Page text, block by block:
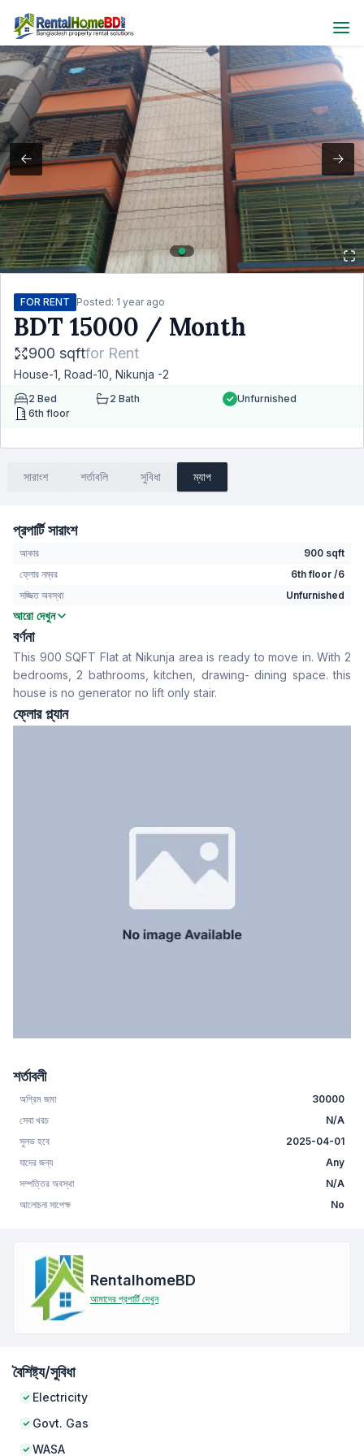
FOR RENT Posted: 1 year ago
BDT 15000 / Month
900 sqftfor Rent
House-1, Road-10, Nikunja -2
2 Bed 2 Bath
6th floor
Unfurnished
সারাংশ শর্তাবলি সুবিধা ম্যাপ
প্রপার্টি সারাংশ
আকার
900 sqft
ফ্লোর নম্বর
6th floor /6
সজ্জিত অবস্থা
Unfurnished
বেডরুম
বাথরুম
বসার রুম
No
Drawing Room
Yes
খাবার রুম
ফ্লোর টাইপ
আরো দেখুন
বর্ণনা
This 900 SQFT Flat at Nikunja area is ready to move in. With 2
bedrooms, 2 bathrooms, kitchen, drawing- dining space. this
house is no generator no lift only stair.
ফ্লোর প্ল্যান
শর্তাবলী
অগ্রিম জমা
30000
সেবা খরচ
N/A
সুলভ হবে
2025-04-01
যাদের জন্য
Any
সম্পত্তির অবস্থা
N/A
আলোচনা সাপেক্ষ
No
RentalhomeBD
আমাদের প্রপার্টি দেখুন
বৈশিষ্ট্য/সুবিধা
Electricity
Govt. Gas
WASA